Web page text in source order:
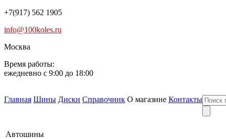
+7(917) 562 1905
info@100koles.ru
Москва
Время работы:
ежедневно с 9:00 до 18:00
Главная Шины Диски Справочник О магазине Контакты
Автошины